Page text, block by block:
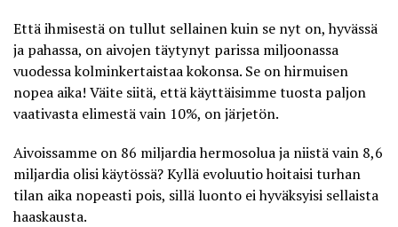
Että ihmisestä on tullut sellainen kuin se nyt on, hyvässä
ja pahassa, on aivojen täytynyt parissa miljoonassa
vuodessa kolminkertaistaa kokonsa. Se on hirmuisen
nopea aika! Väite siitä, että käyttäisimme tuosta paljon
vaativasta elimestävain 10%, on järjetön.
Aivoissamme on 86 miljardia hermosolua ja niistä vain 8,6
miljardia olisi käytössä? Kyllä evoluutio hoitaisi turhan
tilan aika nopeasti pois, sillä luonto ei hyväksyisi sellaista
haaskausta.